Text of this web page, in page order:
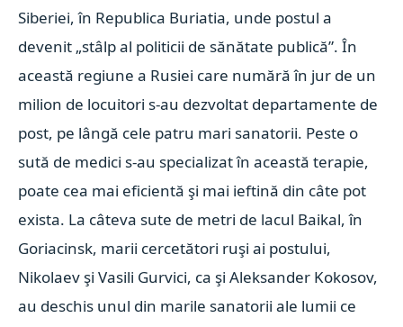
Siberiei, în Republica Buriatia, unde postul a
devenit „stâlp al politicii de sănătate publică”. În
această regiune a Rusiei care numără în jur de un
milion de locuitori s-au dezvoltat departamente de
post, pe lângă cele patru mari sanatorii. Peste o
sută de medici s-au specializat în această terapie,
poate cea mai eficientă şi mai ieftină din câte pot
exista. La câteva sute de metri de lacul Baikal, în
Goriacinsk, marii cercetători ruşi ai postului,
Nikolaev şi Vasili Gurvici, ca şi Aleksander Kokosov,
au deschis unul din marile sanatorii ale lumii ce